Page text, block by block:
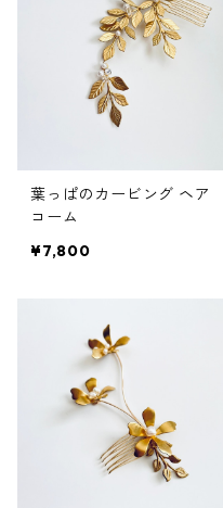
葉っぱのカービング ヘア
コーム
¥7,800